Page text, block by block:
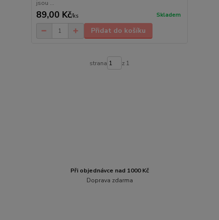
jsou ...
89,00 Kč/ks Skladem
Přidat do košíku
strana z 1
Při objednávce nad 1000 Kč
Doprava zdarma